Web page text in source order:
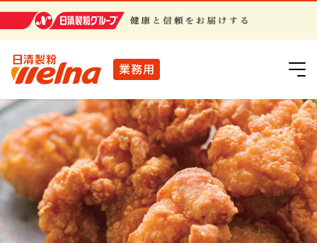
業務用
日清製粉グループ